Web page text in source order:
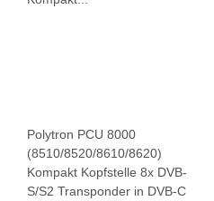
Polytron PCU 8000
(8510/8520/8610/8620)
Kompakt Kopfstelle 8x DVB-
S/S2 Transponder in DVB-C